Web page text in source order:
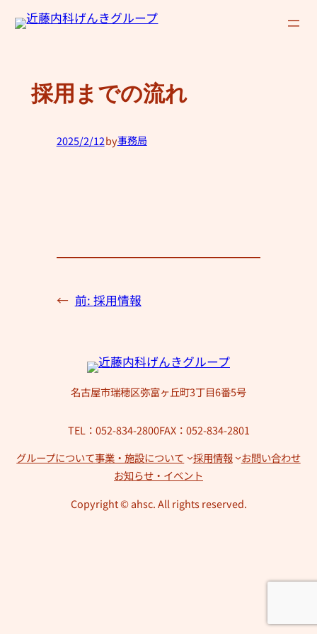
内
採用までの流れ
2025/2/12by事務局
← 前: 採用情報
名古屋市瑞穂区弥富ヶ丘町3丁目6番5号
TEL：052-834-2800FAX：052-834-2801
グループについて事業・施設について 採用情報
お問い合わせ
お知らせ・イベント
Copyright © ahsc. All rights reserved.